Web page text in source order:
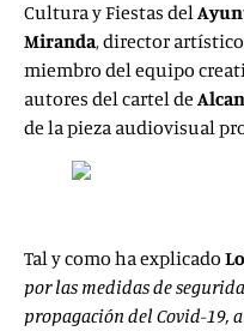
Cultura y Fiestas del
Miranda, director
miembro del equipo
autores del cartel de
de la pieza audiovisual
Tal y como ha explicado
por las medidas de
propagación del Covid-19,